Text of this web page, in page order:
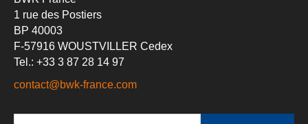
1 rue des Postiers
BP 40003
F-57916 WOUSTVILLER Cedex
Tel.: +33 3 87 28 14 97
contact@bwk-france.com